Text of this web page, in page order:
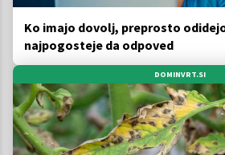
Ko imajo dovolj, preprosto
najpogosteje da odpoved
DOMINVRT.SI